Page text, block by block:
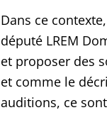
Dans ce
député LREM
et proposer des
et comme le
auditions, ce